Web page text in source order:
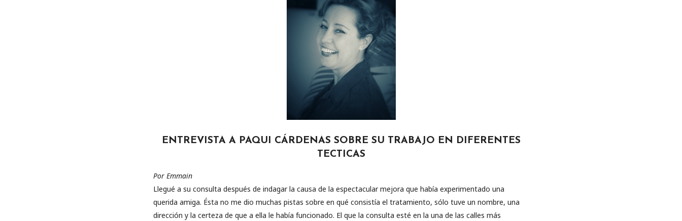
ENTREVISTA A PAQUI CÁRDENAS SOBRE SU TRABAJO EN DIFERENTES
TECTICAS
Por Emmain
Llegué a su consulta después de indagar la causa de la espectacular mejora que había experimentado una
querida amiga. Ésta no me dio muchas pistas sobre en qué consistía el tratamiento, sólo tuve un nombre, una
dirección y la certeza de que a ella le había funcionado. El que la consulta esté en la una de las calles más